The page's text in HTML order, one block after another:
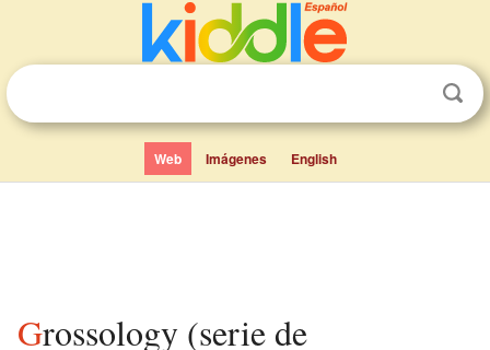
Web Imágenes English
Grossology (serie de